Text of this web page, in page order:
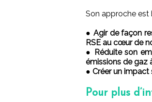
Son approche est
● Agir de façon
RSE au cœur de
● Réduite son
émissions de gaz
● Créer un
Pour plus